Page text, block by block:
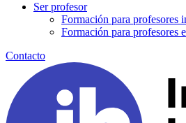
Ser profesor
Formación para profesores
Formación para profesores
Contacto